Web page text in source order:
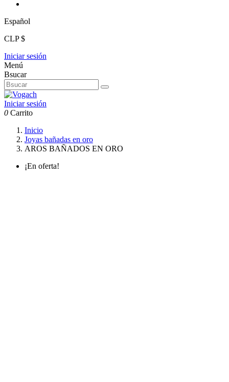
Español
CLP $
Iniciar sesión
Menú
Bsucar
Iniciar sesión
0 Carrito
Inicio
Joyas bañadas en oro
AROS BAÑADOS EN ORO
¡En oferta!